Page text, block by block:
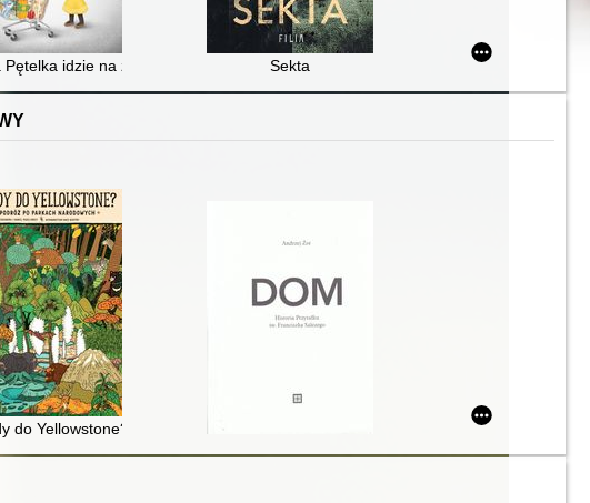
wspomnienia
Pętelka idzie na zakupy Sekta
do Yellowstone? : dzika podróż po parkach narodowych